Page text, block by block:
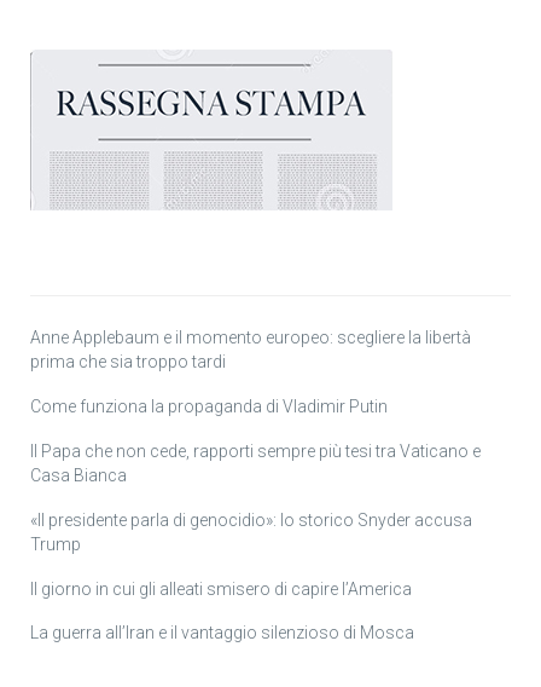
Anne Applebaum e il momento europeo: scegliere la libertà
prima che sia troppo tardi
Come funziona la propaganda di Vladimir Putin
Il Papa che non cede, rapporti sempre più tesi tra Vaticano e
Casa Bianca
«Il presidente parla di genocidio»: lo storico Snyder accusa
Trump
Il giorno in cui gli alleati smisero di capire l’America
La guerra all’Iran e il vantaggio silenzioso di Mosca